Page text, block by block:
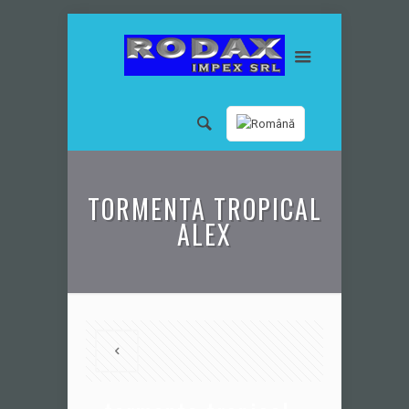
TORMENTA TROPICAL
ALEX